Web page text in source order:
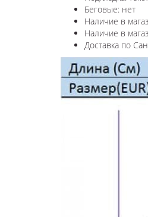
Беговые: нет
Наличие в
Наличие в
Доставка по